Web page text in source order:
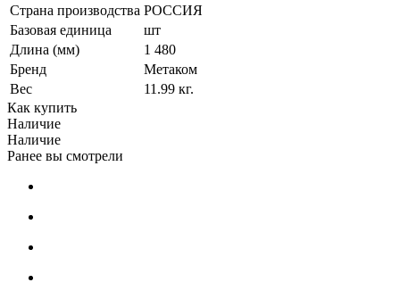
Страна производства РОССИЯ
Базовая единица
шт
Длина (мм)
1 480
Бренд
Метаком
Вес
11.99 кг.
Как купить
Наличие
Наличие
Ранее вы смотрели